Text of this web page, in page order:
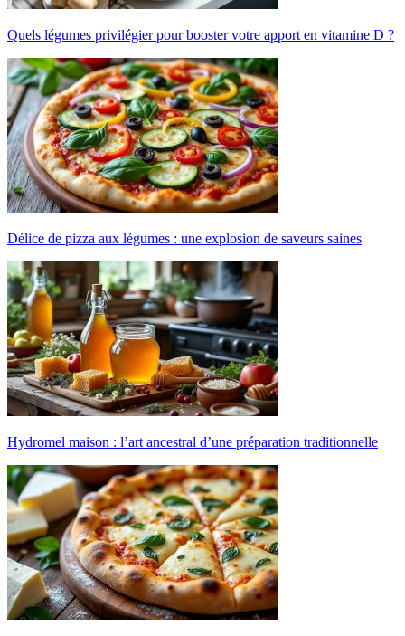
Quels légumes privilégier pour booster votre apport en vitamine D ?
Délice de pizza aux légumes : une explosion de saveurs saines
Hydromel maison : l’art ancestral d’une préparation traditionnelle